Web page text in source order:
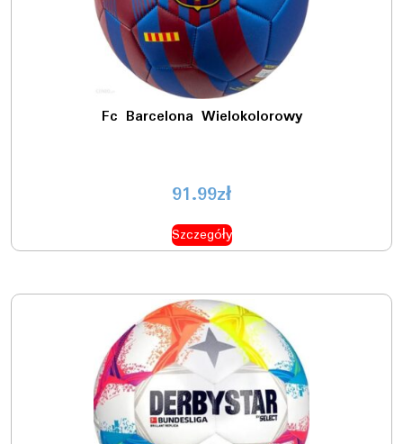
Fc Barcelona Wielokolorowy
91.99zł
Szczegóły